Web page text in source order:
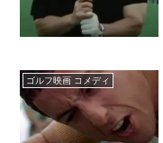
ゴルフ映画 コメディ